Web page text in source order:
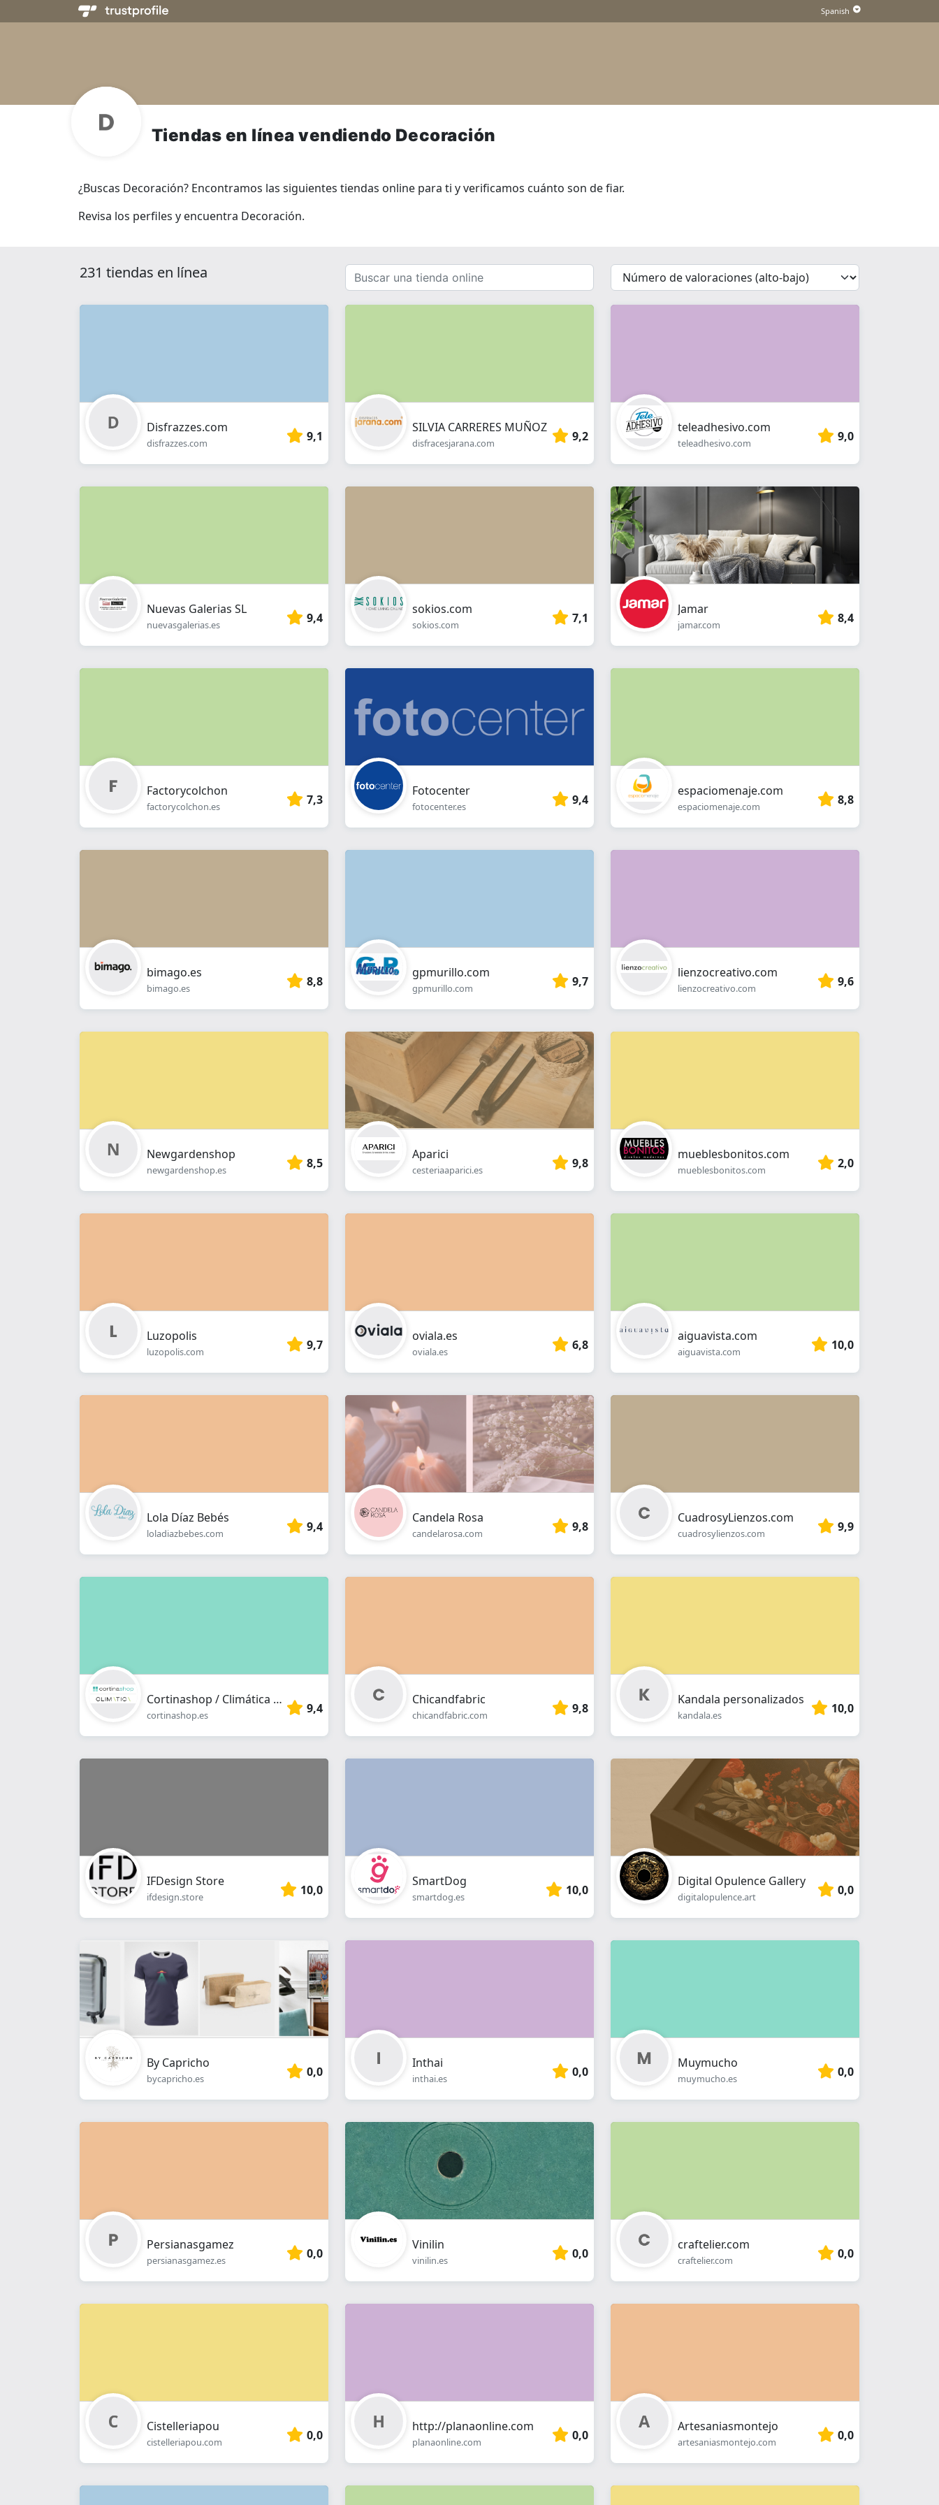
Tiendas en línea vendiendo Decoración
¿Buscas Decoración? Encontramos las siguientes tiendas online para ti y verificamos cuánto son de fiar.
Revisa los perfiles y encuentra Decoración.
231 tiendas en línea
Buscar
una
tienda
{{
__('Sort')
}}
Disfrazzes.com
disfrazzes.com 9,1
SILVIA CARRERES MUÑOZ
disfracesjarana.com 9,2
teleadhesivo.com
teleadhesivo.com 9,0
Nuevas Galerias SL
nuevasgalerias.es 9,4
sokios.com
sokios.com 7,1
Jamar
jamar.com 8,4
Factorycolchon
factorycolchon.es 7,3
Fotocenter
fotocenter.es 9,4
espaciomenaje.com
espaciomenaje.com 8,8
bimago.es
bimago.es 8,8
gpmurillo.com
gpmurillo.com 9,7
lienzocreativo.com
lienzocreativo.com 9,6
Newgardenshop
newgardenshop.es 8,5
Aparici
cesteriaaparici.es 9,8
mueblesbonitos.com
mueblesbonitos.com 2,0
Luzopolis
luzopolis.com 9,7
oviala.es
oviala.es 6,8
aiguavista.com
aiguavista.com 10,0
Lola Díaz Bebés
loladiazbebes.com 9,4
Candela Rosa
candelarosa.com 9,8
CuadrosyLienzos.com
cuadrosylienzos.com 9,9
Cortinashop / Climática - Estores a medida, venecianas, pérgolas bioclimáticas, cerramientos.
cortinashop.es 9,4
Chicandfabric
chicandfabric.com 9,8
Kandala personalizados
kandala.es 10,0
IFDesign Store
ifdesign.store 10,0
SmartDog
smartdog.es 10,0
Digital Opulence Gallery
digitalopulence.art 0,0
By Capricho
bycapricho.es 0,0
Inthai
inthai.es 0,0
Muymucho
muymucho.es 0,0
Persianasgamez
persianasgamez.es 0,0
Vinilin
vinilin.es 0,0
craftelier.com
craftelier.com 0,0
Cistelleriapou
cistelleriapou.com 0,0
http://planaonline.com
planaonline.com 0,0
Artesaniasmontejo
artesaniasmontejo.com 0,0